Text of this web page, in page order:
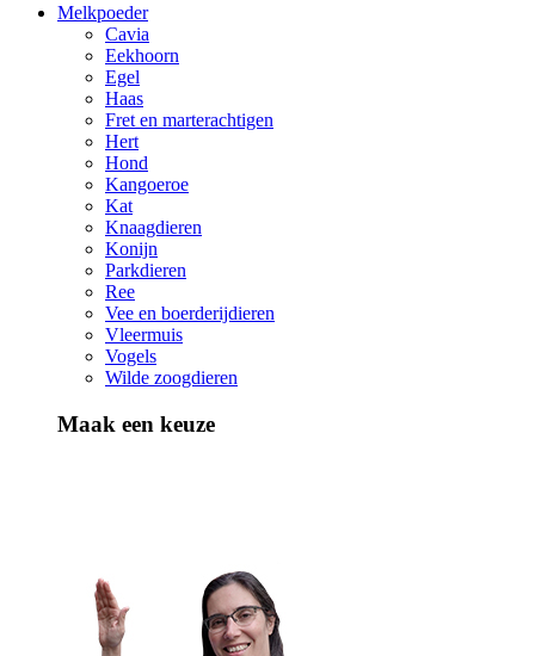
Melkpoeder
Cavia
Eekhoorn
Egel
Haas
Fret en marterachtigen
Hert
Hond
Kangoeroe
Kat
Knaagdieren
Konijn
Parkdieren
Ree
Vee en boerderijdieren
Vleermuis
Vogels
Wilde zoogdieren
Maak een keuze